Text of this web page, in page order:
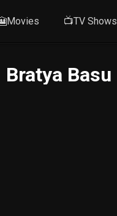
📺TV Shows
Bratya Basu